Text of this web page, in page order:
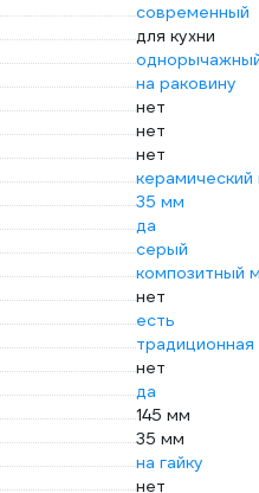
современный
для кухни
на раковину
нет
нет
нет
35 мм
да
серый
композитный
нет
есть
традиционная
нет
да
145 мм
35 мм
на гайку
нет